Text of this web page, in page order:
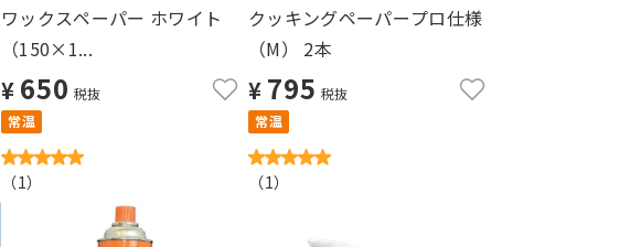
ワックスペーパー ホワイト
（150×1...
¥ 650 税抜
常温
（1）
クッキングペーパープロ仕様
（M） 2本
¥ 795 税抜
常温
（1）